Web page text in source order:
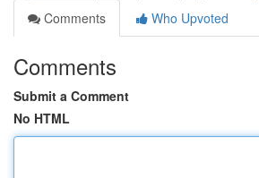
Comments
Who Upvoted
Comments
Submit a Comment
No HTML